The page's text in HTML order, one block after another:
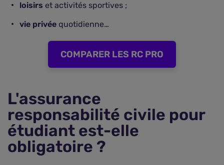
loisirs et activités sportives ;
vie privée quotidienne…
COMPARER LES RC PRO
L'assurance
responsabilité civile pour
étudiant est-elle
obligatoire ?